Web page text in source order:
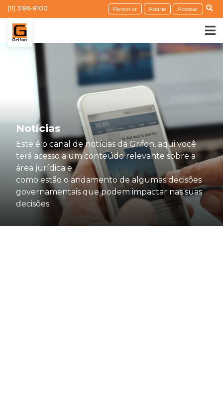
(11) 3186-8100 Renovar Assine Acessar
Notícias
Este é o canal de notícias da Grifon, aqui você
terá acesso a um conteúdo relevante sobre a
área jurídica e
como estão o andamento de algumas decisões
governamentais que podem impactar nas suas
decisões